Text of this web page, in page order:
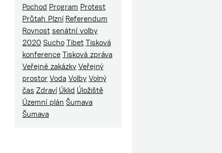
Pochod Program Protest
Průtah Plzní Referendum
Rovnost senátní volby
2020 Sucho Tibet Tisková
konference Tisková zpráva
Veřejné zakázky Veřejný
prostor Voda Volby Volný
čas Zdraví Úklid Úložiště
Územní plán Šumava
Šumava